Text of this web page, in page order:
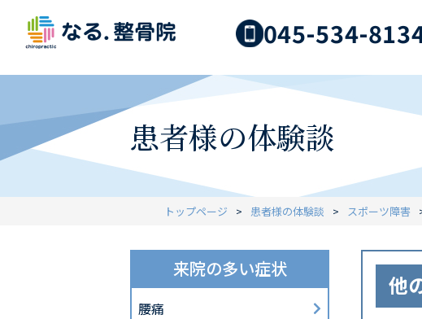
045-534-
患者様の体験談
トップページ 患者様の体験談 スポーツ障害
他
来院の多い症状
腰痛